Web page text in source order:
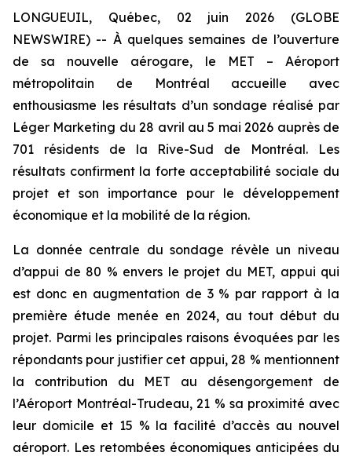
LONGUEUIL, Québec, 02 juin 2026 (GLOBE
NEWSWIRE) -- À quelques semaines de l’ouverture
de sa nouvelle aérogare, le MET – Aéroport
métropolitain de Montréal accueille avec
enthousiasme les résultats d’un sondage réalisé par
Léger Marketing du 28 avril au 5 mai 2026 auprès de
701 résidents de la Rive-Sud de Montréal. Les
résultats confirment la forte acceptabilité sociale du
projet et son importance pour le développement
économique et la mobilité de la région.
La donnée centrale du sondage révèle un niveau
d’appui de 80 % envers le projet du MET, appui qui
est donc en augmentation de 3 % par rapport à la
première étude menée en 2024, au tout début du
projet. Parmi les principales raisons évoquées par les
répondants pour justifier cet appui, 28 % mentionnent
la contribution du MET au désengorgement de
l’Aéroport Montréal-Trudeau, 21 % sa proximité avec
leur domicile et 15 % la facilité d’accès au nouvel
aéroport. Les retombées économiques anticipées du